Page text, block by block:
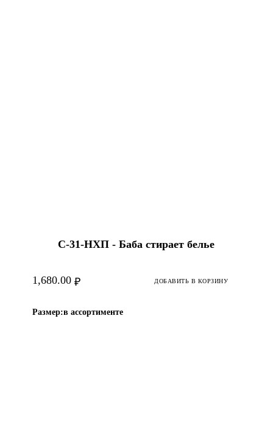
С-31-HХП - Баба стирает белье
₽
1,680.00 ДОБАВИТЬ В КОРЗИНУ
Размер:в ассортименте